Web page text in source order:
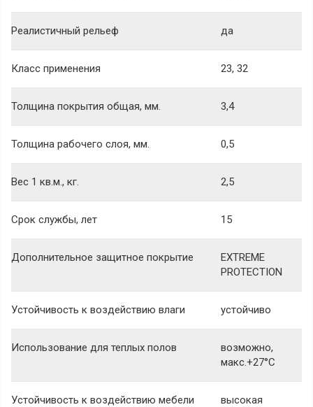
Реалистичный рельеф да
Класс применения 23, 32
Толщина покрытия общая, мм. 3,4
Толщина рабочего слоя, мм. 0,5
Вес 1 кв.м., кг. 2,5
Срок службы, лет 15
Дополнительное защитное покрытие
EXTREME
PROTECTION
Устойчивость к воздействию влаги устойчиво
Использование для теплых полов
возможно,
макс.+27°С
Устойчивость к воздействию мебели
высокая